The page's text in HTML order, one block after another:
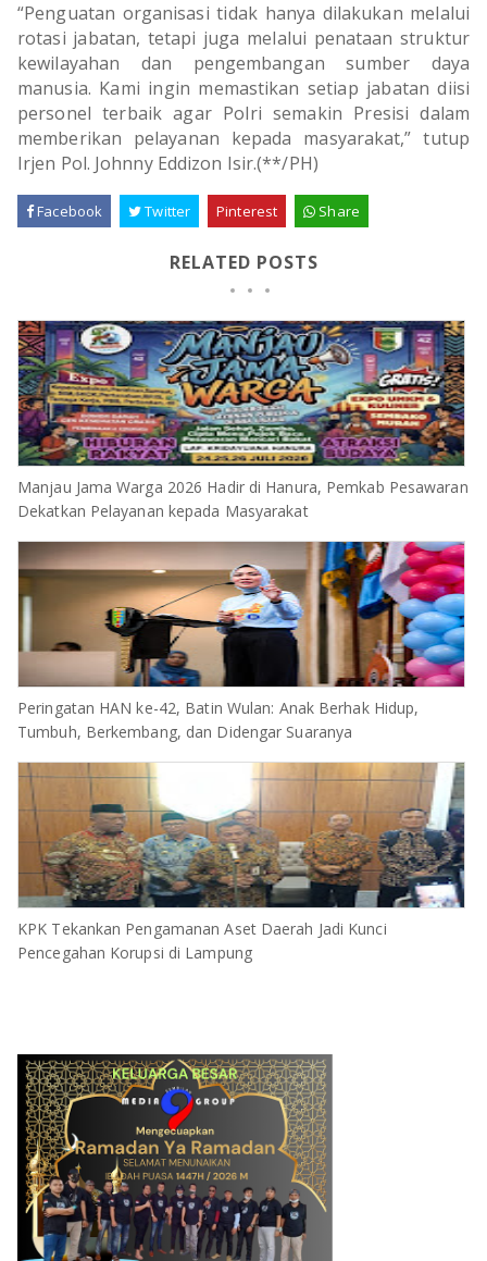
“Penguatan organisasi tidak hanya dilakukan melalui
rotasi jabatan, tetapi juga melalui penataan struktur
kewilayahan dan pengembangan sumber daya
manusia. Kami ingin memastikan setiap jabatan diisi
personel terbaik agar Polri semakin Presisi dalam
memberikan pelayanan kepada masyarakat,” tutup
Irjen Pol. Johnny Eddizon Isir.(**/PH)
Facebook Twitter Pinterest Share
RELATED POSTS
Manjau Jama Warga 2026 Hadir di Hanura, Pemkab Pesawaran
Dekatkan Pelayanan kepada Masyarakat
Peringatan HAN ke-42, Batin Wulan: Anak Berhak Hidup,
Tumbuh, Berkembang, dan Didengar Suaranya
KPK Tekankan Pengamanan Aset Daerah Jadi Kunci
Pencegahan Korupsi di Lampung